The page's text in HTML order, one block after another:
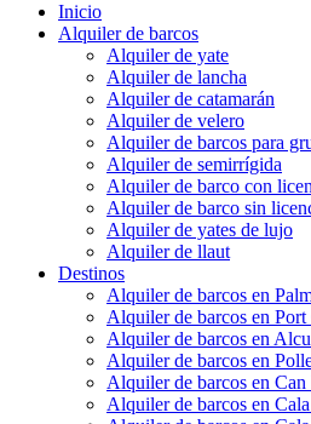
Inicio
Alquiler de barcos
Alquiler de yate
Alquiler de lancha
Alquiler de catamarán
Alquiler de velero
Alquiler de barcos para
Alquiler de semirrígida
Alquiler de barco con
Alquiler de barco sin
Alquiler de yates de lujo
Alquiler de llaut
Destinos
Alquiler de barcos en
Alquiler de barcos en Port
Alquiler de barcos en
Alquiler de barcos en
Alquiler de barcos en
Alquiler de barcos en